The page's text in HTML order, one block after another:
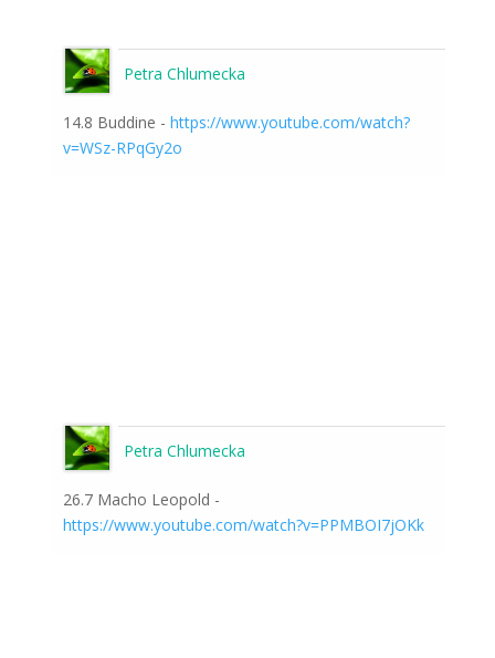
Petra Chlumecka
14.8 Buddine - https://www.youtube.com/watch?
v=WSz-RPqGy2o
Petra Chlumecka
26.7 Macho Leopold -
https://www.youtube.com/watch?v=PPMBOI7jOKk